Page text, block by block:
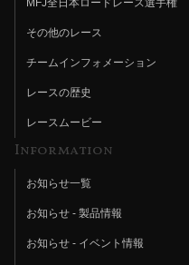
その他のレース
チームインフォメーション
レースの歴史
レースムービー
Information
お知らせ一覧
お知らせ - 製品情報
お知らせ - イベント情報